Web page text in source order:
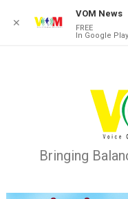
Bringing
✕
VOM News
FREE
In Google Play